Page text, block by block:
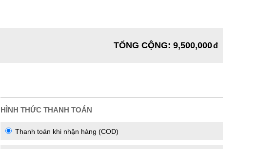
TỔNG CỘNG: 9,500,000
HÌNH THỨC THANH TOÁN
Thanh toán khi nhận hàng (COD)